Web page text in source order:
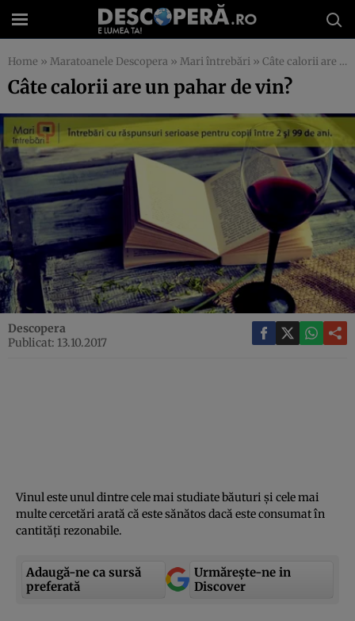
Home » Maratoanele Descopera » Mari întrebări » Câte calorii are un pahar de vin?
Câte calorii are un pahar de vin?
Descopera
Publicat: 13.10.2017
Vinul este unul dintre cele mai studiate băuturi şi cele mai
multe cercetări arată că este sănătos dacă este consumat în
cantităţi rezonabile.
Adaugă-ne ca sursă
preferată
Urmărește-ne in
Discover